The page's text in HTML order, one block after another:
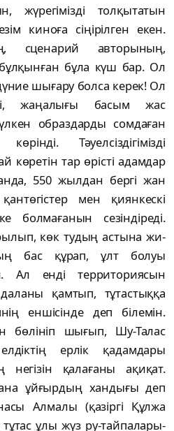
жүрегімізді толқытатын
киноға сіңірілген екен.
сценарий авторының,
бұла күш бар. Ол
шығару болса керек! Ол
жаңалығы басым жас
образдарды сом­даған
Тәуел­сіздігімізді
көретін тар өрісті адамдар
550 жылдан бергі жан
мен қиянкескі
болмағанын сезіндіреді.
көк тудың астына жи­
бас құрап, ұлт болуы
Ал енді территориясын
қамтып, тұтас­тыққа
еншісінде деп білемін.
бөлініп шы­ғып, Шу-Талас
ер­лік қадамдары
негізін қалағаны ақиқат.
ұй­ғыр­дың хандығы деп
Алмалы (қазіргі Құлжа
ұлы жүз ру-тайпалары­